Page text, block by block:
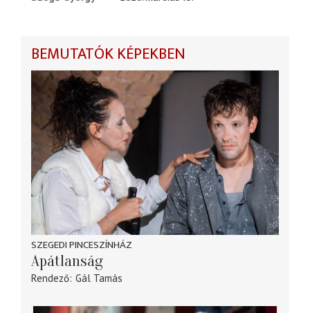
BEMUTATÓK KÉPEKBEN
SZEGEDI PINCESZÍNHÁZ
Apátlanság
Rendező Gál Tamás